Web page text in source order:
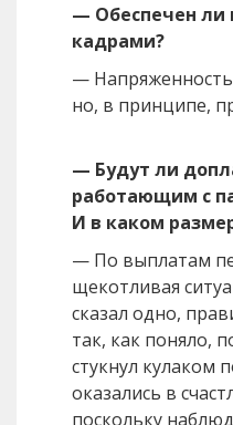
— Обеспечен ли
кадрами?
— Напряженность
но, в принципе,
— Будут ли
работающим с
И в каком
— По выплатам
щекотливая
сказал одно,
так, как поняло,
стукнул кулаком
оказались в
поскольку